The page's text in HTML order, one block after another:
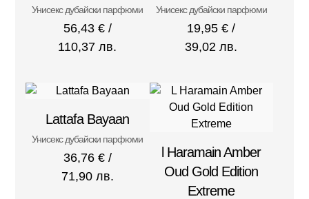
Унисекс дубайски парфюми
56,43 €/
110,37 лв.
Унисекс дубайски парфюми
19,95€ /
39,02 лв.
Lattafa Bayaan
Унисекс дубайски парфюми
36,76 €/
71,90 лв.
l Haramain Amber
Oud Gold Edition
Extreme